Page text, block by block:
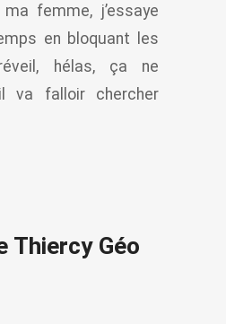
femme, j’essaye
en bloquant les
hélas, ça ne
va falloir chercher
Thiercy Géo